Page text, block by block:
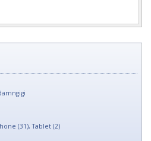
(31), Tablet (2)